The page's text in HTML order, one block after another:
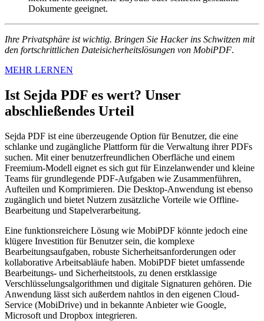
Dokumente geeignet.
Ihre Privatsphäre ist wichtig. Bringen Sie Hacker ins Schwitzen mit
den fortschrittlichen Dateisicherheitslösungen von MobiPDF.
MEHR LERNEN
Ist Sejda PDF es wert? Unser
abschließendes Urteil
Sejda PDF ist eine überzeugende Option für Benutzer, die eine
schlanke und zugängliche Plattform für die Verwaltung ihrer PDFs
suchen. Mit einer benutzerfreundlichen Oberfläche und einem
Freemium-Modell eignet es sich gut für Einzelanwender und kleine
Teams für grundlegende PDF-Aufgaben wie Zusammenführen,
Aufteilen und Komprimieren. Die Desktop-Anwendung ist ebenso
zugänglich und bietet Nutzern zusätzliche Vorteile wie Offline-
Bearbeitung und Stapelverarbeitung.
Eine funktionsreichere Lösung wie MobiPDF könnte jedoch eine
klügere Investition für Benutzer sein, die komplexe
Bearbeitungsaufgaben, robuste Sicherheitsanforderungen oder
kollaborative Arbeitsabläufe haben. MobiPDF bietet umfassende
Bearbeitungs- und Sicherheitstools, zu denen erstklassige
Verschlüsselungsalgorithmen und digitale Signaturen gehören. Die
Anwendung lässt sich außerdem nahtlos in den eigenen Cloud-
Service (MobiDrive) und in bekannte Anbieter wie Google,
Microsoft und Dropbox integrieren.